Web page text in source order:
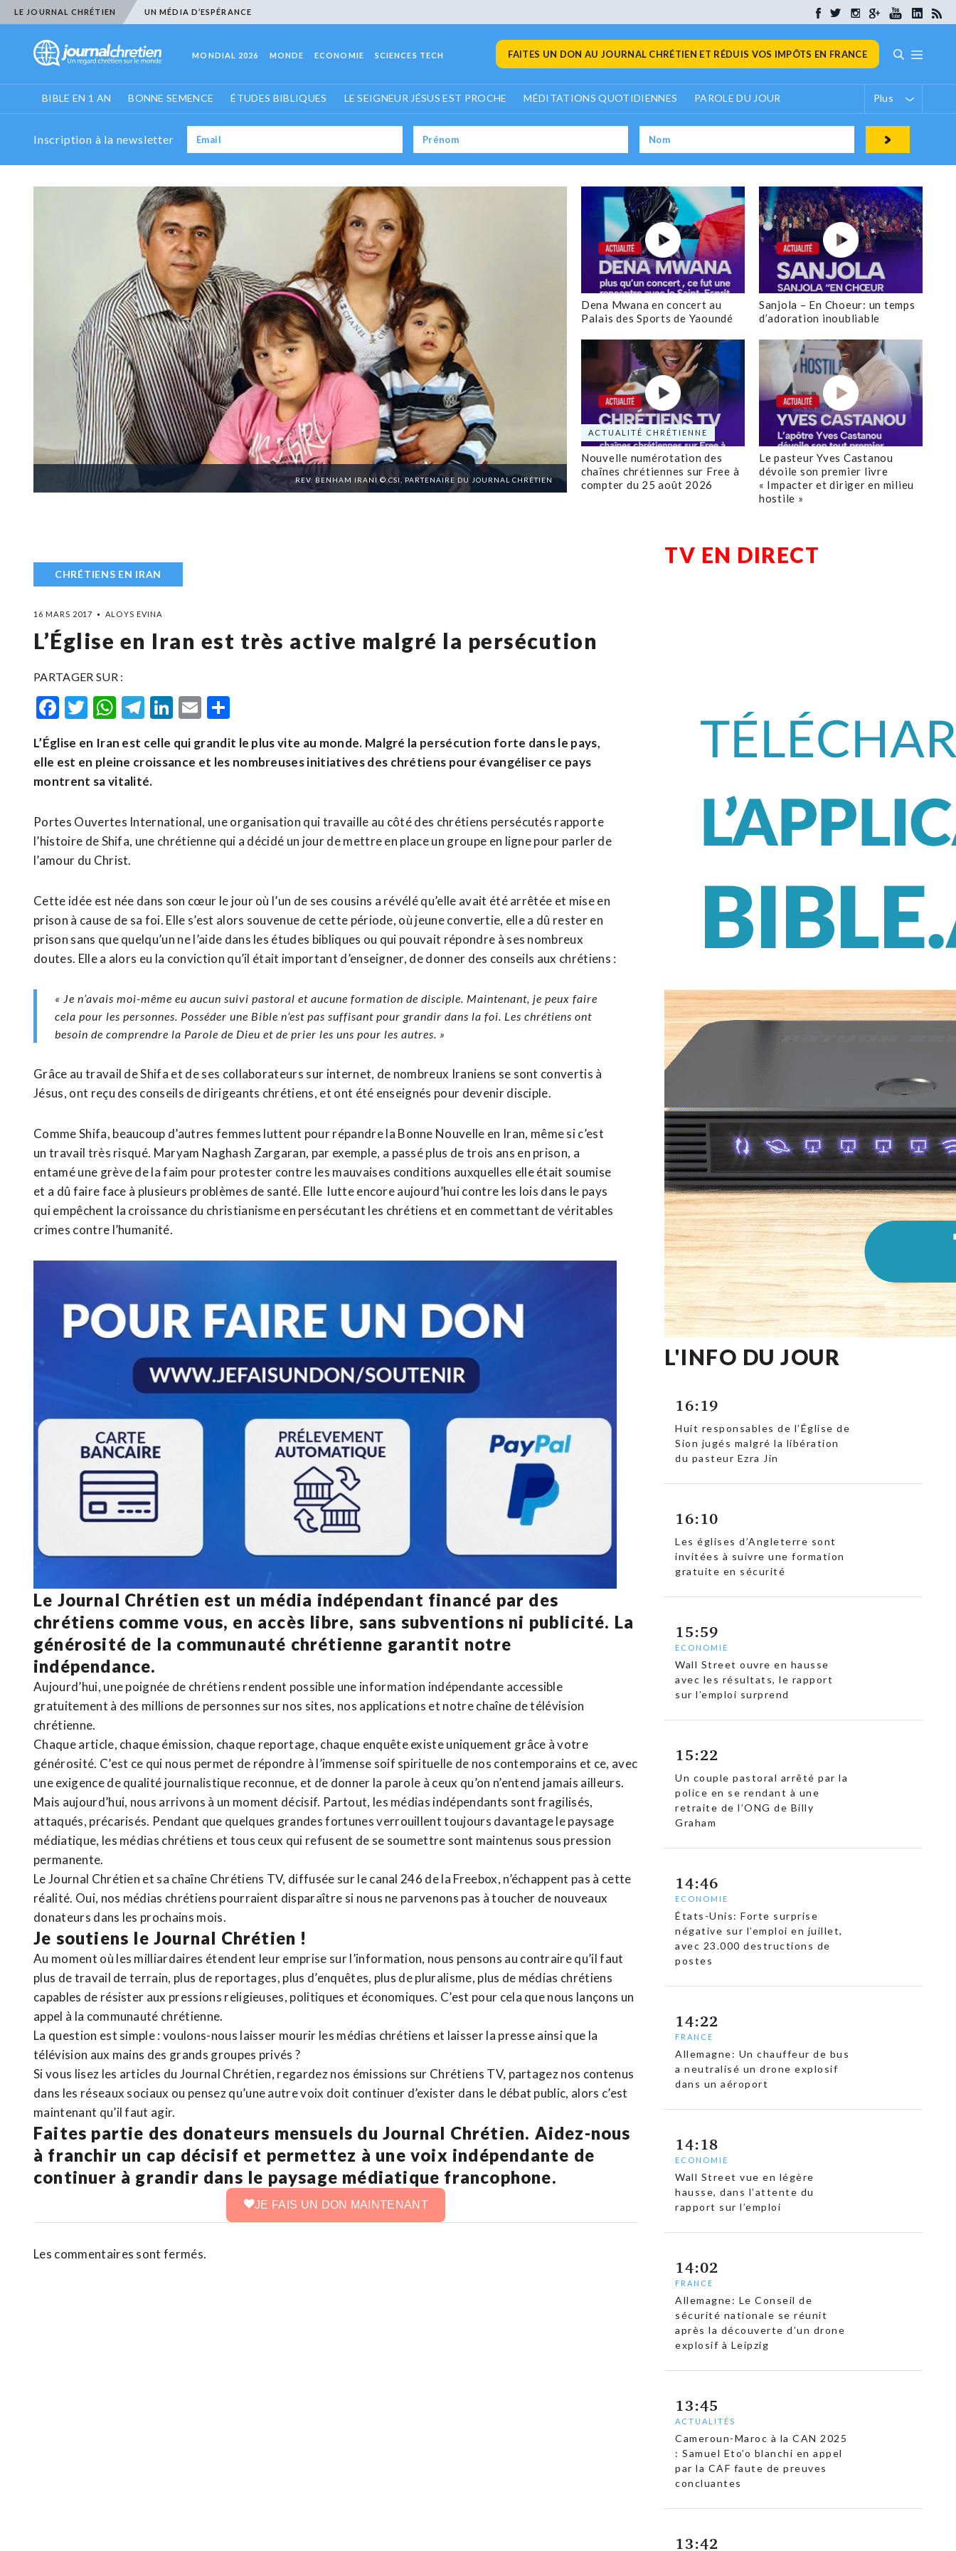
LE JOURNAL CHRÉTIEN UN MÉDIA D’ESPÉRANCE
MONDIAL 2026 MONDE ECONOMIE SCIENCES TECH FAITES UN DON AU JOURNAL CHRÉTIEN ET RÉDUIS VOS IMPÔTS EN FRANCE
BIBLE EN 1 AN BONNE SEMENCE ÉTUDES BIBLIQUES LE SEIGNEUR JÉSUS EST PROCHE MÉDITATIONS QUOTIDIENNES PAROLE DU JOUR Plus
Inscription à la newsletter
REV. BENHAM IRANI © CSI, PARTENAIRE DU JOURNAL CHRÉTIEN
Dena Mwana en concert au
Palais des Sports de Yaoundé
Sanjola – En Choeur: un temps
d’adoration inoubliable
ACTUALITÉ CHRÉTIENNE
Nouvelle numérotation des
chaînes chrétiennes sur Free à
compter du 25 août 2026
Le pasteur Yves Castanou
dévoile son premier livre
« Impacter et diriger en milieu
hostile »
CHRÉTIENS EN IRAN
16 MARS 2017 ALOYS EVINA
L’Église en Iran est très active malgré la persécution
PARTAGER SUR :
Facebook
Twitter
WhatsApp
Telegram
LinkedIn
Email
L’Église en Iran est celle qui grandit le plus vite au monde. Malgré la persécution forte dans le pays,
elle est en pleine croissance et les nombreuses initiatives des chrétiens pour évangéliser ce pays
montrent sa vitalité.
Portes Ouvertes International, une organisation qui travaille au côté des chrétiens persécutés rapporte
l’histoire de Shifa, une chrétienne qui a décidé un jour de mettre en place un groupe en ligne pour parler de
l’amour du Christ.
Cette idée est née dans son cœur le jour où l’un de ses cousins a révélé qu’elle avait été arrêtée et mise en
prison à cause de sa foi. Elle s’est alors souvenue de cette période, où jeune convertie, elle a dû rester en
prison sans que quelqu’un ne l’aide dans les études bibliques ou qui pouvait répondre à ses nombreux
doutes. Elle a alors eu la conviction qu’il était important d’enseigner, de donner des conseils aux chrétiens :
« Je n’avais moi-même eu aucun suivi pastoral et aucune formation de disciple. Maintenant, je peux faire
cela pour les personnes. Posséder une Bible n’est pas suffisant pour grandir dans la foi. Les chrétiens ont
besoin de comprendre la Parole de Dieu et de prier les uns pour les autres. »
Grâce au travail de Shifa et de ses collaborateurs sur internet, de nombreux Iraniens se sont convertis à
Jésus, ont reçu des conseils de dirigeants chrétiens, et ont été enseignés pour devenir disciple.
Comme Shifa, beaucoup d’autres femmes luttent pour répandre la Bonne Nouvelle en Iran, même si c’est
un travail très risqué. Maryam Naghash Zargaran, par exemple, a passé plus de trois ans en prison, a
entamé une grève de la faim pour protester contre les mauvaises conditions auxquelles elle était soumise
et a dû faire face à plusieurs problèmes de santé. Elle lutte encore aujourd’hui contre les lois dans le pays
qui empêchent la croissance du christianisme en persécutant les chrétiens et en commettant de véritables
crimes contre l’humanité.
Le Journal Chrétien est un média indépendant financé par des
chrétiens comme vous, en accès libre, sans subventions ni publicité. La
générosité de la communauté chrétienne garantit notre
indépendance.
Aujourd’hui, une poignée de chrétiens rendent possible une information indépendante accessible
gratuitement à des millions de personnes sur nos sites, nos applications et notrechaîne de télévision
chrétienne.
Chaque article, chaque émission, chaque reportage, chaque enquête existe uniquement grâce à votre
générosité. C’est ce qui nous permet de répondre à l’immense soif spirituelle de nos contemporains et ce, avec
une exigence de qualité journalistique reconnue, et de donner la parole à ceux qu’on n’entend jamais ailleurs.
Mais aujourd’hui, nous arrivons à un moment décisif. Partout, les médias indépendants sont fragilisés,
attaqués, précarisés. Pendant que quelques grandes fortunes verrouillent toujours davantage le paysage
médiatique, les médias chrétiens et tous ceux qui refusent de se soumettre sont maintenus sous pression
permanente.
Le Journal Chrétien et sa chaîne Chrétiens TV, diffusée sur le canal 246 de la Freebox, n’échappent pas à cette
réalité. Oui, nos médias chrétiens pourraient disparaître si nous ne parvenons pas à toucher de nouveaux
donateurs dans les prochains mois.
Je soutiens le Journal Chrétien !
Au moment où les milliardaires étendent leur emprise sur l’information, nous pensons au contraire qu’il faut
plus de travail de terrain, plus de reportages, plus d’enquêtes, plus de pluralisme, plus de médias chrétiens
capables de résister aux pressions religieuses, politiques et économiques. C’est pour cela que nous lançons un
appel à la communauté chrétienne.
La question est simple : voulons-nous laisser mourir les médias chrétiens et laisser la presse ainsi que la
télévision aux mains des grands groupes privés ?
Si vous lisez les articles du Journal Chrétien, regardez nos émissions sur Chrétiens TV, partagez nos contenus
dans les réseaux sociaux ou pensez qu’une autre voix doit continuer d’exister dans le débat public, alors c’est
maintenant qu’il faut agir.
Faites partie des donateurs mensuels du Journal Chrétien. Aidez-nous
à franchir un cap décisif et permettez à une voix indépendante de
continuer à grandir dans le paysage médiatique francophone.
JE FAIS UN DON MAINTENANT
Les commentaires sont fermés.
TV EN DIRECT
L'INFO DU JOUR
16:19
Huit responsables de l’Église de
Sion jugés malgré la libération
du pasteur Ezra Jin
16:10
Les églises d’Angleterre sont
invitées à suivre une formation
gratuite en sécurité
15:59
ECONOMIE
Wall Street ouvre en hausse
avec les résultats, le rapport
sur l’emploi surprend
15:22
Un couple pastoral arrêté par la
police en se rendant à une
retraite de l’ONG de Billy
Graham
14:46
ECONOMIE
États-Unis: Forte surprise
négative sur l’emploi en juillet,
avec 23.000 destructions de
postes
14:22
FRANCE
Allemagne: Un chauffeur de bus
a neutralisé un drone explosif
dans un aéroport
14:18
ECONOMIE
Wall Street vue en légère
hausse, dans l’attente du
rapport sur l’emploi
14:02
FRANCE
Allemagne: Le Conseil de
sécurité nationale se réunit
après la découverte d’un drone
explosif à Leipzig
13:45
ACTUALITÉS
Cameroun-Maroc à la CAN 2025
: Samuel Eto’o blanchi en appel
par la CAF faute de preuves
concluantes
13:42